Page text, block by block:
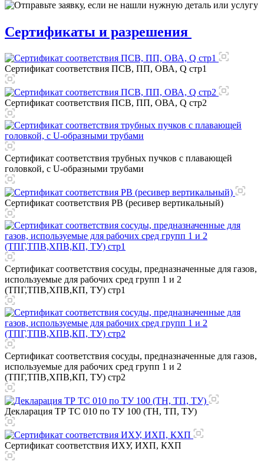
Сертификаты и разрешения
Сертификат соответствия ПСВ, ПП, ОВА, Q стр1
Сертификат соответствия ПСВ, ПП, ОВА, Q стр2
Сертификат соответствия трубных пучков с плавающей
головкой, с U-образными трубами
Сертификат соответствия РВ (ресивер вертикальный)
Сертификат соответствия сосуды, предназначенные для газов,
используемые для рабочих сред групп 1 и 2
(ТПГ,ТПВ,ХПВ,КП, ТУ) стр1
Сертификат соответствия сосуды, предназначенные для газов,
используемые для рабочих сред групп 1 и 2
(ТПГ,ТПВ,ХПВ,КП, ТУ) стр2
Декларация ТР ТС 010 по ТУ 100 (ТН, ТП, ТУ)
Сертификат соответствия ИХУ, ИХП, КХП